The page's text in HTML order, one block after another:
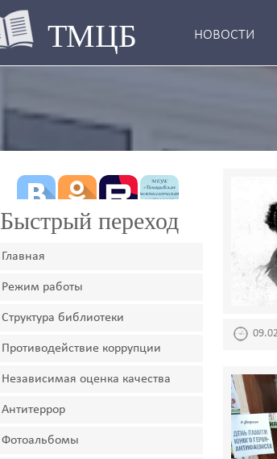
ТМЦБ НОВОСТИ
Быстрый переход
Главная
Режим работы
Структура библиотеки
Противодействие коррупции
Независимая оценка качества
Антитеррор
Фотоальбомы